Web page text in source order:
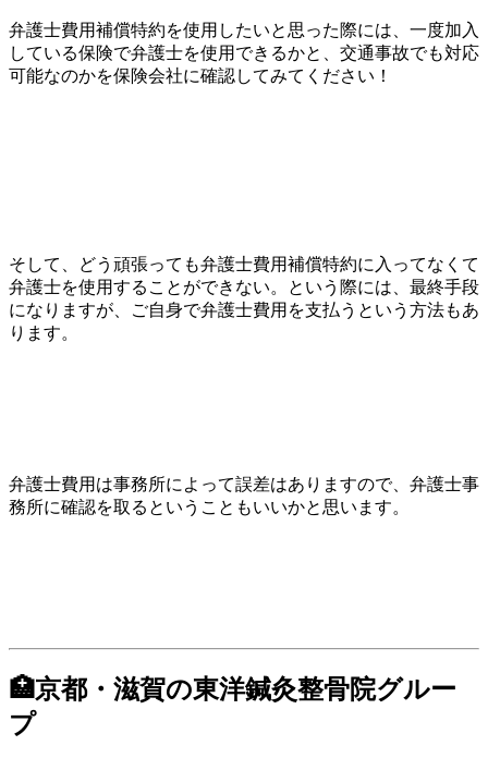
弁護士費用補償特約を使用したいと思った際には、一度加入
している保険で弁護士を使用できるかと、交通事故でも対応
可能なのかを保険会社に確認してみてください！
そして、どう頑張っても弁護士費用補償特約に入ってなくて
弁護士を使用することができない。という際には、最終手段
になりますが、ご自身で弁護士費用を支払うという方法もあ
ります。
弁護士費用は事務所によって誤差はありますので、弁護士事
務所に確認を取るということもいいかと思います。
🏥京都・滋賀の東洋鍼灸整骨院グルー
プ